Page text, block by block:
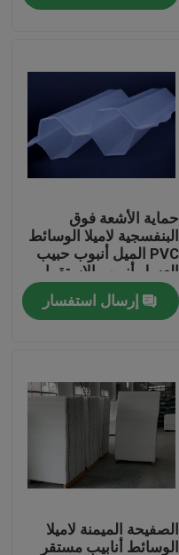
حماية الأشعة فوق
البنفسجية لاميلا الوسائط
PVC الميل أنبوب حبيب
العسل أنبوب الاستقرار
إرسال استفسار
الصفيحة الميمنة لاميلا
الوسائط أنابيب مستقر